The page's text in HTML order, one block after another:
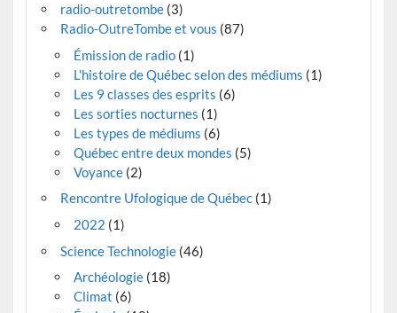
radio-outretombe(3)
Radio-OutreTombe et vous (87)
Émission de radio(1)
L'histoire de Québec selon des médiums (1)
Les 9 classes des esprits (6)
Les sorties nocturnes (1)
Les types de médiums (6)
Québec entre deux mondes (5)
Voyance(2)
Rencontre Ufologique de Québec(1)
2022 (1)
Science Technologie(46)
Archéologie(18)
Climat (6)